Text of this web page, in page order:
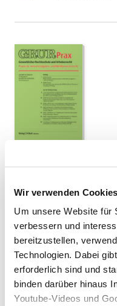
Wir verwenden
Um unsere Website für
verbessern und
bereitzustellen,
Technologien. Dabei
erforderlich sind und
binden darüber hinaus
Youtube-Videos und
AUTOR
Ehrverletzung im
AUSGABE
23/2013
ERSCHEINUNGSJAHR
2013